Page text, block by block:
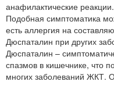
анафилактические реакции.
Подобная симптоматика
есть аллергия на
Дюспаталин при других
Дюспаталин –
спазмов в кишечнике, что
многих заболеваний ЖКТ.